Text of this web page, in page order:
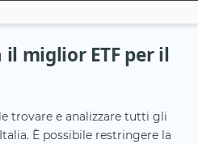
il miglior ETF per il
trovare e analizzare tutti gli
È possibile restringere la